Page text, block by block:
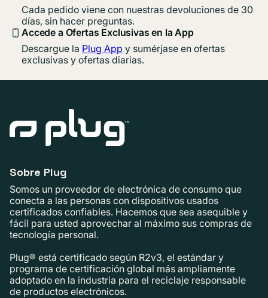
Cada pedido viene con nuestras devoluciones de 30
días, sin hacer preguntas.
Accede a Ofertas Exclusivas en la App
Descargue la Plug App y sumérjase en ofertas
exclusivas y ofertas diarias.
Sobre Plug
Somos un proveedor de electrónica de consumo que
conecta a las personas con dispositivos usados ​​
certificados confiables. Hacemos que sea asequible y
fácil para usted aprovechar al máximo sus compras de
tecnología personal.
Plug® está certificado según R2v3, el estándar y
programa de certificación global más ampliamente
adoptado en la industria para el reciclaje responsable
de productos electrónicos.